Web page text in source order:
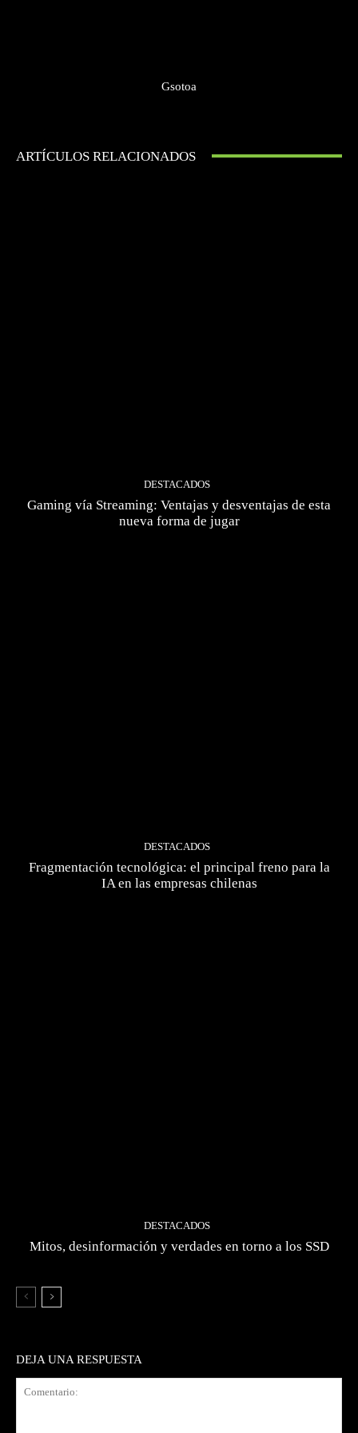
Gsotoa
ARTÍCULOS RELACIONADOS
DESTACADOS
Gaming vía Streaming: Ventajas y desventajas de esta
nueva forma de jugar
DESTACADOS
Fragmentación tecnológica: el principal freno para la
IA en las empresas chilenas
DESTACADOS
Mitos, desinformación y verdades en torno a los SSD
DEJA UNA RESPUESTA